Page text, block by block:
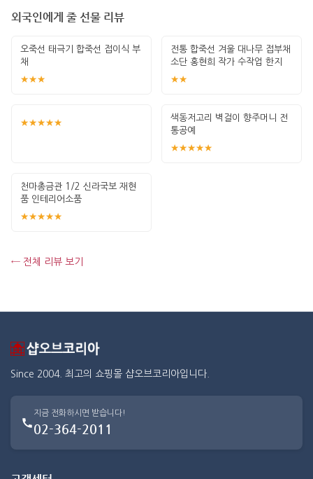
외국인에게 줄 선물 리뷰
오죽선 태극기 합죽선 접이식 부
채
★★★
전통 합죽선 겨울 대나무 접부채
소단 홍현희 작가 수작업 한지
그림 고급
★★
★★★★★
색동저고리 벽걸이 향주머니 전
통공예
★★★★★
천마총금관 1/2 신라국보 재현
품 인테리어소품
★★★★★
← 전체 리뷰 보기
Since 2004. 최고의 쇼핑몰 샵오브코리아입니다.
지금 전화하시면 받습니다!
02-364-2011